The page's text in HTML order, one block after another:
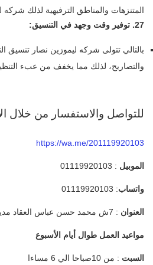
المتنزهات والمناطق الترفيهية لذلك شركه
27. توفير وقت وجهد في التنسيق:
بالتالي تتولى شركه ليموزين نصار تنسيق
والتصاريح، لذلك مما يخفف من عبء
للتواصل والاستفسار من خلال
https://wa.me/201119920103
الموبيل : 01119920103
واتساب: 01119920103
العنوان : 7ش محمد حسن عباس العقاد مدينه نصر
مواعيد العمل طوال أيام الأسبوع
السبت : من 10صباحا الي 6 مساءا